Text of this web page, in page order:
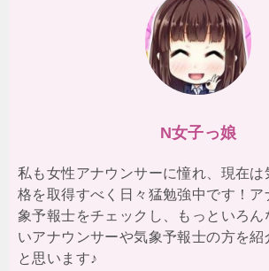
N女子っ娘
私も女性アナウンサーに憧れ、現在は
格を取得すべく日々猛勉強中です！ア
象予報士をチェックし、もっといろん
いアナウンサーや気象予報士の方を紹
と思います♪